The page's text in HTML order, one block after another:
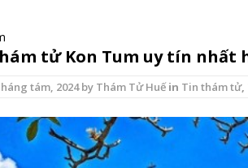
tử Kon Tum uy tín nhất
tám, 2024by Thám Tử Huếin Tin thám tử,